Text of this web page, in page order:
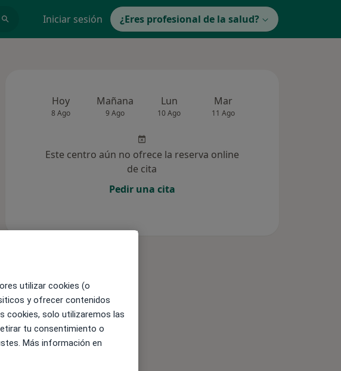
Iniciar sesión ¿Eres profesional de la salud?
Hoy
8 Ago
Mañana
9 Ago
Lun
10 Ago
Mar
11 Ago
Este centro aún no ofrece la reserva online
de cita
Pedir una cita
utilizar cookies (o
y ofrecer contenidos
cookies, solo utilizaremos las
tu consentimiento o
Más información en